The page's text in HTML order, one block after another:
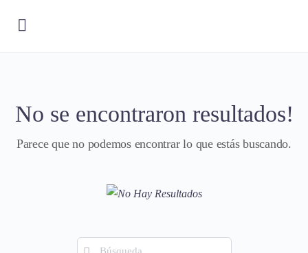
No se encontraron resultados!
Parece que no podemos encontrar lo que estás buscando.
Búsqueda